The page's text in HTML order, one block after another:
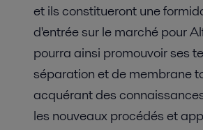
et ils constitueront une
d'entrée sur le marché pour
pourra ainsi promouvoir ses
séparation et de membrane
acquérant des
les nouveaux procédés et